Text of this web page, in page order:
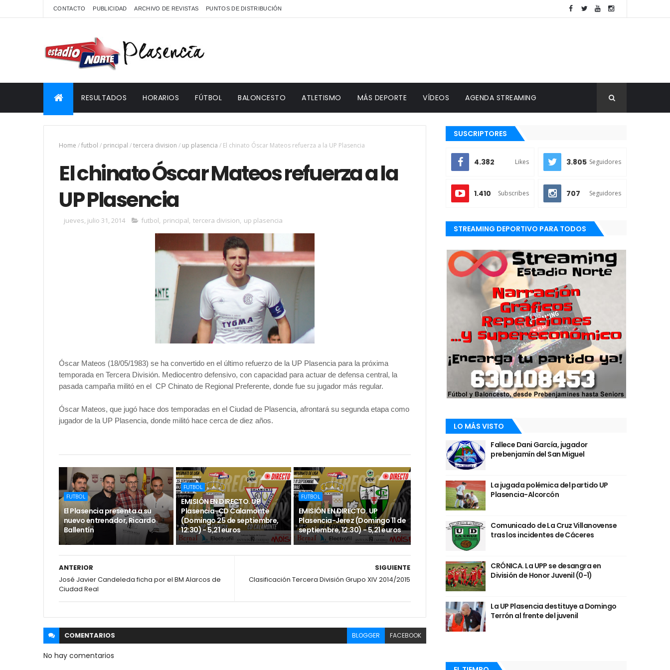
CONTACTO PUBLICIDAD ARCHIVO DE REVISTAS PUNTOS DE DISTRIBUCIÓN
RESULTADOS HORARIOS FÚTBOL BALONCESTO ATLETISMO MÁS DEPORTE VÍDEOS AGENDA STREAMING
Home /futbol / principal /tercera division / up plasencia / El chinato Óscar Mateos refuerza a la UP Plasencia
El chinato Óscar Mateos refuerza a la
UP Plasencia
jueves, julio 31, 2014 futbol, principal, tercera division, up plasencia
Óscar Mateos (18/05/1983) se ha convertido en el último refuerzo de la UP Plasencia para la próxima
temporada en Tercera División. Mediocentro defensivo, con capacidad para actuar de defensa central, la
pasada campaña militó en el CP Chinato de Regional Preferente, donde fue su jugador más regular.
Óscar Mateos, que jugó hace dos temporadas en el Ciudad de Plasencia, afrontará su segunda etapa como
jugador de la UP Plasencia, donde militó hace cerca de diez años.
FUTBOL
El Plasencia presenta a su
nuevo entrenador, Ricardo
Ballentín
FUTBOL
EMISIÓN EN DIRECTO. UP
Plasencia-CD Calamonte
(Domingo 25 de septiembre,
12:30) - 5,21 euros
FUTBOL
EMISIÓN EN DIRECTO. UP
Plasencia-Jerez (Domingo 11 de
septiembre, 12:30) - 5,21 euros
SIGUIENTE
Clasificación Tercera División Grupo XIV 2014/2015
ANTERIOR
José Javier Candeleda ficha por el BM Alarcos de
Ciudad Real
COMENTARIOS BLOGGER FACEBOOK
No hay comentarios
SUSCRIPTORES
4.382 Likes 3.805 Seguidores
1.410 Subscribes 707 Seguidores
STREAMING DEPORTIVO PARA TODOS
LO MÁS VISTO
Fallece Dani García, jugador
prebenjamín del San Miguel
La jugada polémica del partido UP
Plasencia-Alcorcón
Comunicado de La Cruz Villanovense
tras los incidentes de Cáceres
CRÓNICA. La UPP se desangra en
División de Honor Juvenil (0-1)
La UP Plasencia destituye a Domingo
Terrón al frente del juvenil